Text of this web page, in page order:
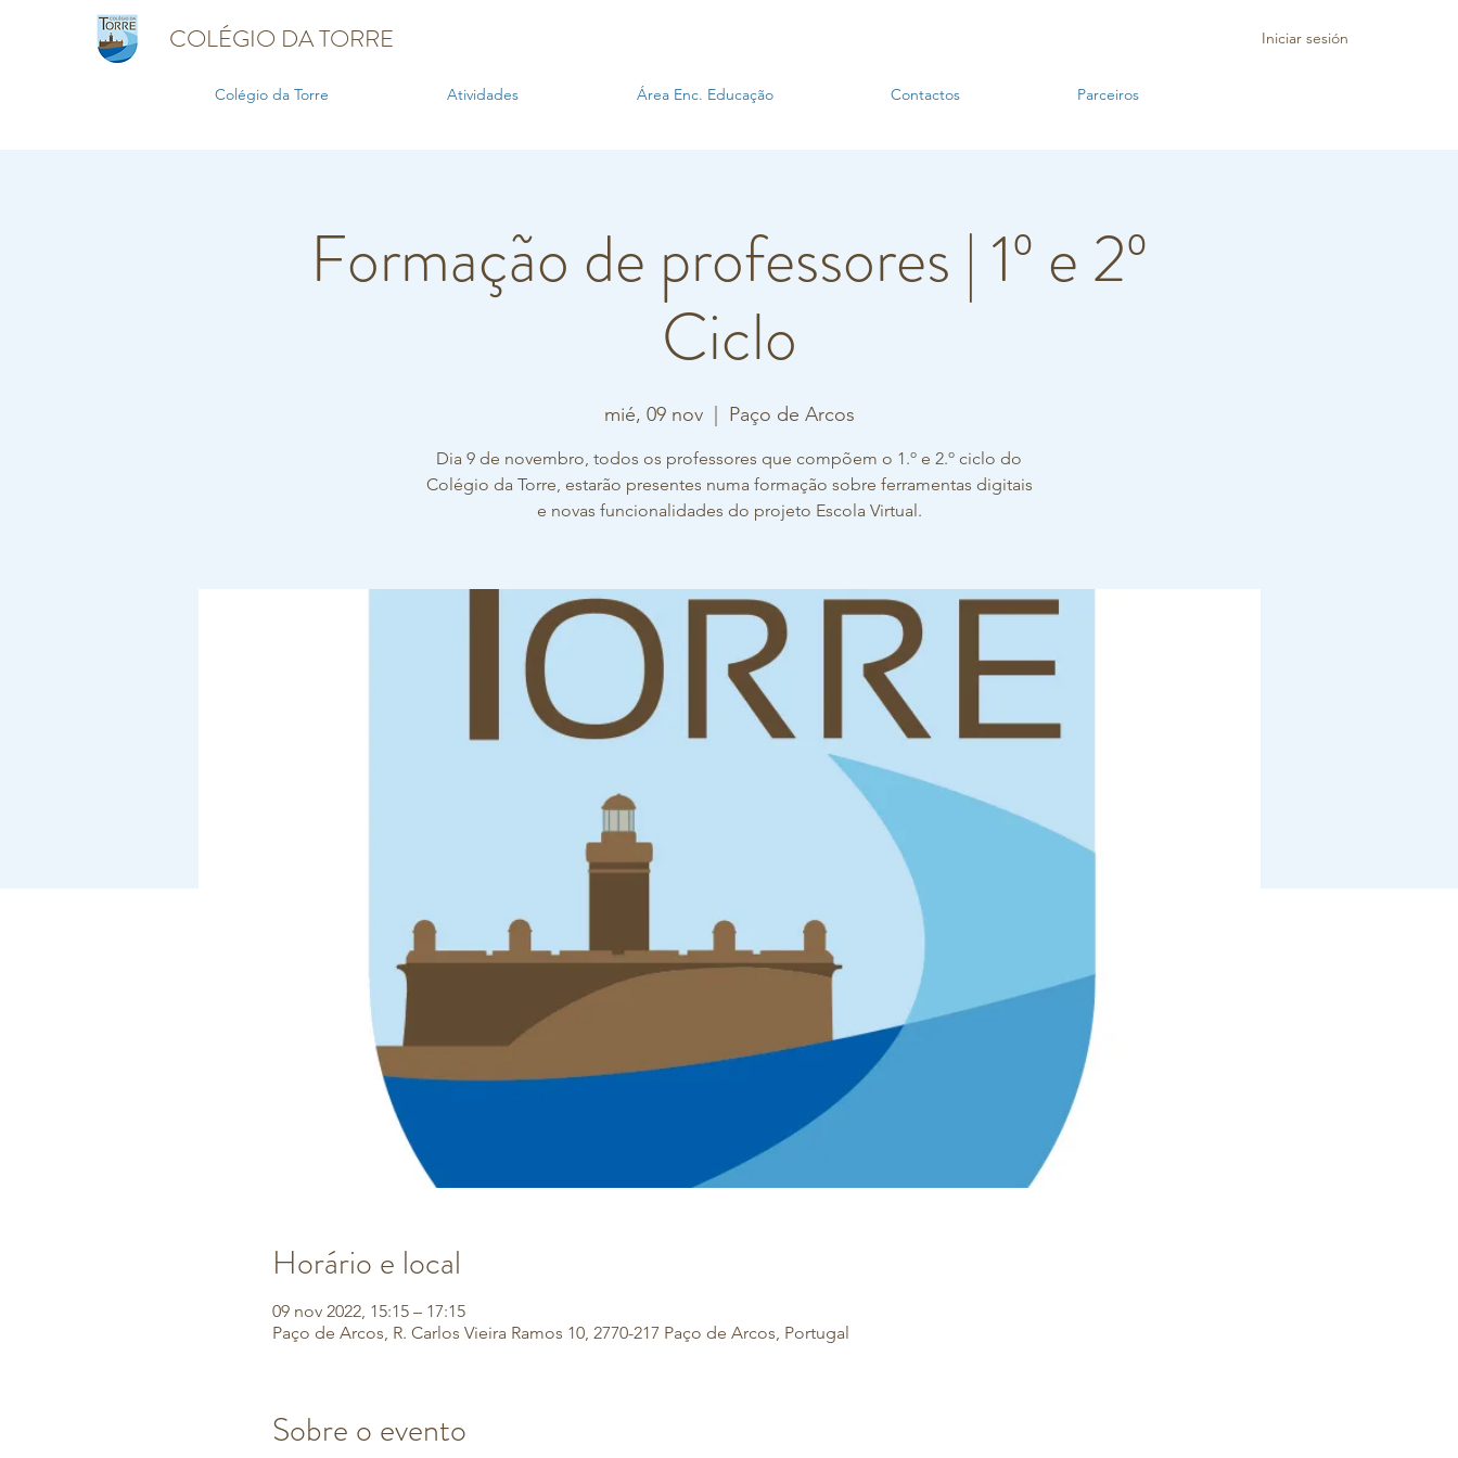
COLÉGIO DA TORRE Iniciar sesión
Colégio da Torre Atividades Área Enc. Educação Contactos Parceiros
Formação de professores | 1º e 2º
Ciclo
mié, 09 nov
  |
Paço de Arcos
Dia 9 de novembro, todos os professores que compõem o 1.º e 2.º ciclo do
Colégio da Torre, estarão presentes numa formação sobre ferramentas digitais
e novas funcionalidades do projeto Escola Virtual.
Horário e local
09 nov 2022, 15:15 – 17:15
Paço de Arcos, R. Carlos Vieira Ramos 10, 2770-217 Paço de Arcos, Portugal
Sobre o evento